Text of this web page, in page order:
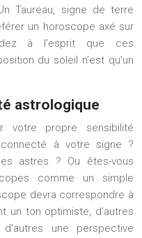
Taureau, signe de terre
un horoscope axé sur
à l’esprit que ces
du soleil n’est qu’un
astrologique
votre propre sensibilité
connecté à votre signe ?
astres ? Ou êtes-vous
comme un simple
devra correspondre à
un ton optimiste, d’autres
une perspective